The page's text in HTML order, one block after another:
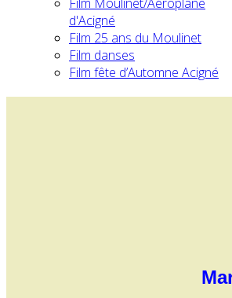
d'Acigné
Film 25 ans du Moulinet
Film danses
Film fête d’Automne Acigné